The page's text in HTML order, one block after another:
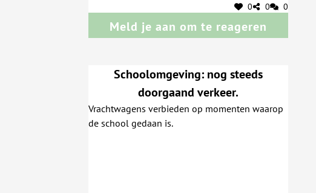
face de l'arrête de bus il y a un parking pour 2
commerces , directement après il y a les usagers
qui se rendent à leur domicile . c ) Après le petit
Wavre . d ) Avec le rondpoint les usagers
voulant se rendre à la station service entreraient
0 0 0
Meld je aan om te reageren
Schoolomgeving: nog steeds
doorgaand verkeer.
Vrachtwagens verbieden op momenten waarop
de school gedaan is.